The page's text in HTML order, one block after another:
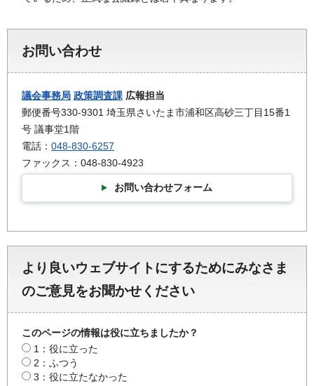
お問い合わせ
議会事務局 政策調査課 広報担当
郵便番号330-9301 埼玉県さいたま市浦和区高砂三丁目15番1
号 議事堂1階
電話： 048-830-6257
ファックス：048-830-4923
お問い合わせフォーム
より良いウェブサイトにするためにみなさま
のご意見をお聞かせください
このページの情報は役に立ちましたか？
1：役に立った
2：ふつう
3：役に立たなかった